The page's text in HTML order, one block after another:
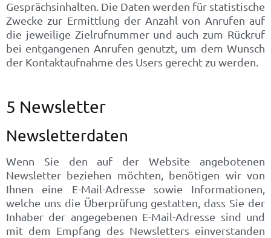
Gesprächsinhalten. Die Daten werden für statistische
Zwecke zur Ermittlung der Anzahl von Anrufen auf
die jeweilige Zielrufnummer und auch zum Rückruf
bei entgangenen Anrufen genutzt, um dem Wunsch
der Kontaktaufnahme des Users gerecht zu werden.
5 Newsletter
Newsletterdaten
Wenn Sie den auf der Website angebotenen
Newsletter beziehen möchten, benötigen wir von
Ihnen eine E-Mail-Adresse sowie Informationen,
welche uns die Überprüfung gestatten, dass Sie der
Inhaber der angegebenen E-Mail-Adresse sind und
mit dem Empfang des Newsletters einverstanden